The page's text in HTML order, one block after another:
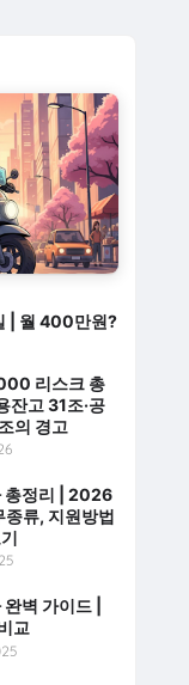
| 월 400만원?
리스크 총
잔고 31조·공
의 경고
총정리 | 2026
종류, 지원방법
벽 가이드 |
교